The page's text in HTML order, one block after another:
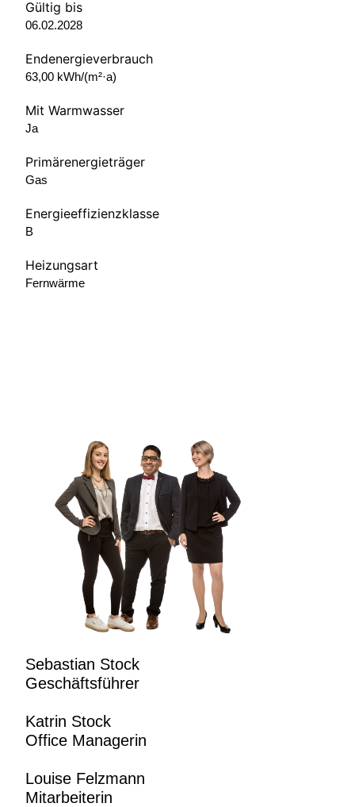
Gültig bis
06.02.2028
Endenergieverbrauch
63,00 kWh/(m²·a)
Mit Warmwasser
Ja
Primärenergieträger
Gas
Energieeffizienzklasse
B
Heizungsart
Fernwärme
Sebastian Stock
Geschäftsführer
Katrin Stock
Office Managerin
Louise Felzmann
Mitarbeiterin